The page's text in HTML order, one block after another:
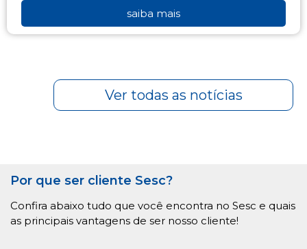
saiba mais
Ver todas as notícias
Por que ser cliente Sesc?
Confira abaixo tudo que você encontra no Sesc e quais
as principais vantagens de ser nosso cliente!